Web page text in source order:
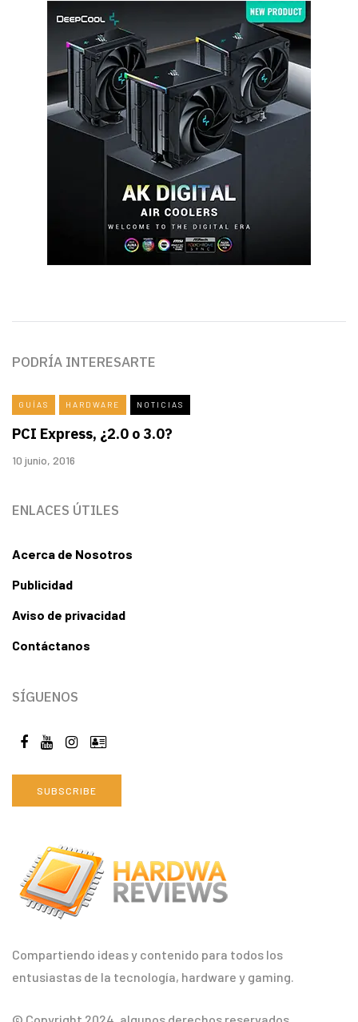
Compartiendo ideas y contenido para todos los
entusiastas de la tecnología, hardware y gaming.
© Copyright 2024, algunos derechos reservados.
PODRÍA INTERESARTE
GUÍAS HARDWARE NOTICIAS
PCI Express, ¿2.0 o 3.0?
10 junio, 2016
ENLACES ÚTILES
Acerca de Nosotros
Publicidad
Aviso de privacidad
Contáctanos
SÍGUENOS
SUBSCRIBE